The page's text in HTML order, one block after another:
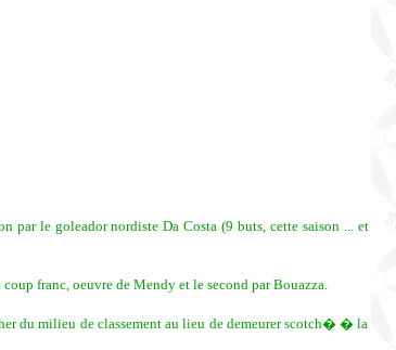
le goleador nordiste Da Costa (9 buts, cette saison ... et
franc, oeuvre de Mendy et le second par Bouazza.
du milieu de classement au lieu de demeurer scotch� � la